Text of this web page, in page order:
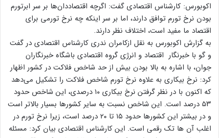
اکوبورس: کارشناس اقتصادی گفت: اگرچه اقتصاددان‌ها بر سر ابرتورم
بودن نرخ تورم توافق دارند، اما بر سر اینکه چه نرخ تورمی برای
اقتصاد ما مفید است، اختلاف نظر دارند.
به گزارش اکوبورس به نقل ازکامران ندری کارشناس اقتصادی در گفت
و گو با خبرنگار اقتصاد و انرژی گروه اقتصادی باشگاه خبرنگاران
جوان، با اشاره به بالا بودن بیش از حد شاخص فلاکت در کشور اظهار
کرد: نرخ بیکاری به علاوه نرخ تورم شاخص فلاکت را تشکیل می‌دهد
که اکنون با در نظر گرفتن نرخ بیکاری ۱۰ درصدی، این شاخص حدود
۵۳ درصد است. این شاخص نسبت به سایر کشور‌ها بسیار بالاتر است
و در بیشتر این کشور‌ها حدود ۱۵ تا ۲۰ درصد است، زیرا نرخ تورم در
اغلب آن ها تک رقمی است. این کارشناس اقتصادی بیان کرد: مسئله